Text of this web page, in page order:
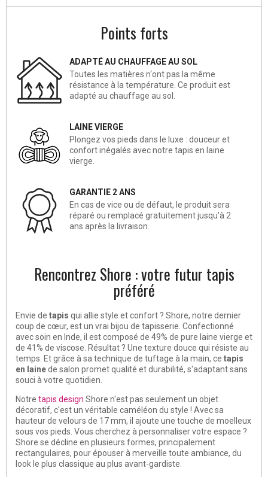
Points forts
ADAPTÉ AU CHAUFFAGE AU SOL
Toutes les matières n‘ont pas la même
résistance à la température. Ce produit est
adapté au chauffage au sol.
LAINE VIERGE
Plongez vos pieds dans le luxe : douceur et
confort inégalés avec notre tapis en laine
vierge.
GARANTIE 2 ANS
En cas de vice ou de défaut, le produit sera
réparé ou remplacé gratuitement jusqu’à 2
ans après la livraison.
Rencontrez Shore : votre futur tapis
préféré
Envie de tapis qui allie style et confort ? Shore, notre dernier
coup de cœur, est un vrai bijou de tapisserie. Confectionné
avec soin en Inde, il est composé de 49% de pure laine vierge et
de 41% de viscose. Résultat ? Une texture douce qui résiste au
temps. Et grâce à sa technique de tuftage à la main, ce tapis
en lainede salon promet qualité et durabilité, s'adaptant sans
souci à votre quotidien.
Notre tapis design Shore n'est pas seulement un objet
décoratif, c'est un véritable caméléon du style ! Avec sa
hauteur de velours de 17 mm, il ajoute une touche de moelleux
sous vos pieds. Vous cherchez à personnaliser votre espace ?
Shore se décline en plusieurs formes, principalement
rectangulaires, pour épouser à merveille toute ambiance, du
look le plus classique au plus avant-gardiste.